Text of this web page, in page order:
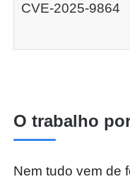
CVE-2025-9864
O trabalho
Nem tudo vem de